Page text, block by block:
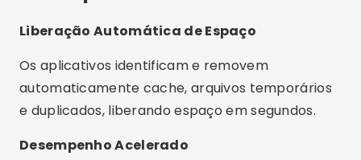
Liberação Automática de Espaço
Os aplicativos identificam e removem
automaticamente cache, arquivos temporários
e duplicados, liberando espaço em segundos.
Desempenho Acelerado